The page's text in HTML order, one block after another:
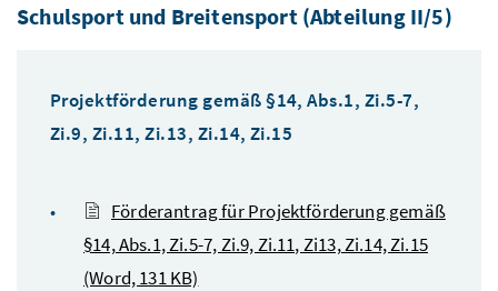
Schulsport und Breitensport (Abteilung II/5)
Projektförderung gemäß §14, Abs.1, Zi.5-7,
Zi.9, Zi.11, Zi.13, Zi.14, Zi.15
Förderantrag für Projektförderung gemäß
§14, Abs.1, Zi.5-7, Zi.9, Zi.11, Zi13, Zi.14, Zi.15
(Word, 131 KB)